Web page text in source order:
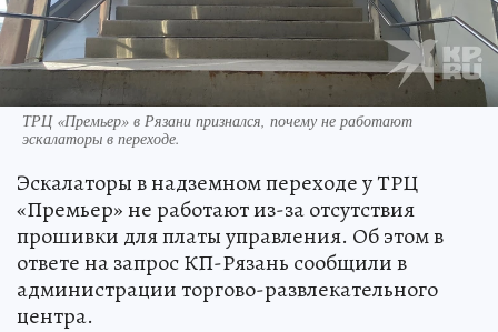
ТРЦ «Премьер» в Рязани признался, почему не работают
эскалаторы в переходе.
Эскалаторы в надземном переходе у ТРЦ
«Премьер» не работают из-за отсутствия
прошивки для платы управления. Об этом в
ответе на запрос КП-Рязань сообщили в
администрации торгово-развлекательного
центра.